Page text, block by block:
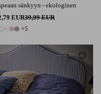
sänkyyn - ekologinen
EUR39,99 EUR
värejä
+5
Lisää
180X260260X260